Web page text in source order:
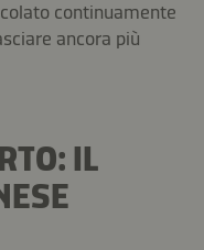
continuamente
ancora più
IL